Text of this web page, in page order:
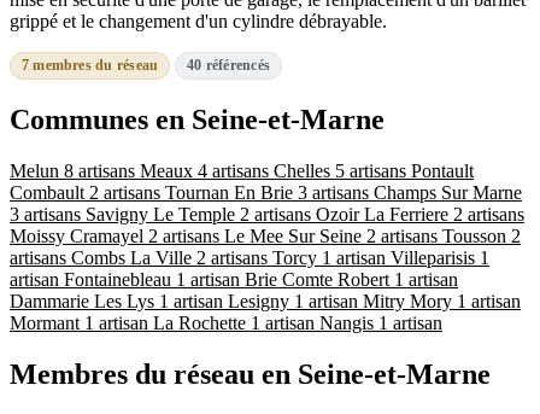
grippé et le changement d'un cylindre débrayable.
7 membres du réseau 40 référencés
Communes en Seine-et-Marne
Melun 8 artisans Meaux 4 artisans Chelles 5 artisans Pontault
Combault 2 artisans Tournan En Brie 3 artisans Champs Sur Marne
3 artisans Savigny Le Temple 2 artisans Ozoir La Ferriere 2 artisans
Moissy Cramayel 2 artisans Le Mee Sur Seine 2 artisans Tousson 2
artisans Combs La Ville 2 artisans Torcy 1 artisan Villeparisis 1
artisan Fontainebleau 1 artisan Brie Comte Robert 1 artisan
Dammarie Les Lys 1 artisan Lesigny 1 artisan Mitry Mory 1 artisan
Mormant 1 artisan La Rochette 1 artisan Nangis 1 artisan
Membres du réseau en Seine-et-Marne